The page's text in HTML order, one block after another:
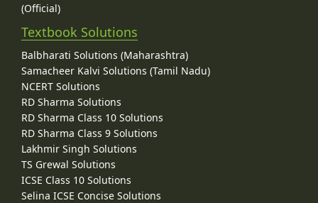
(Official)
Textbook Solutions
Balbharati Solutions (Maharashtra)
Samacheer Kalvi Solutions (Tamil Nadu)
NCERT Solutions
RD Sharma Solutions
RD Sharma Class 10 Solutions
RD Sharma Class 9 Solutions
Lakhmir Singh Solutions
TS Grewal Solutions
ICSE Class 10 Solutions
Selina ICSE Concise Solutions